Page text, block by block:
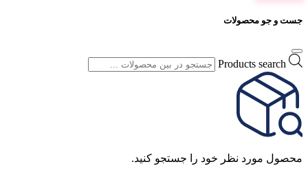
جست و جو محصولات
Products search
محصول مورد نظر خود را جستجو کنید.